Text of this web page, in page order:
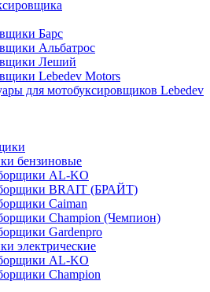
Барс
Альбатрос
Леший
Lebedev Motors
для мотобуксировщиков Lebedev
бензиновые
AL-KO
BRAIT (БРАЙТ)
Caiman
Champion (Чемпион)
Gardenpro
электрические
AL-KO
Champion